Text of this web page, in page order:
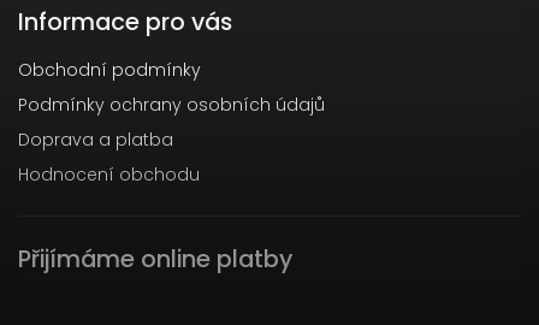
Informace pro vás
Obchodní podmínky
Podmínky ochrany osobních údajů
Doprava a platba
Hodnocení obchodu
Přijímáme online platby